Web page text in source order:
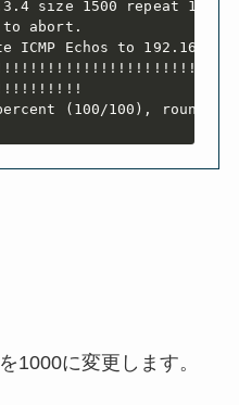
size 1500 repeat 100
to abort.
ICMP Echos to
(100/100), round-
1000に変更します。